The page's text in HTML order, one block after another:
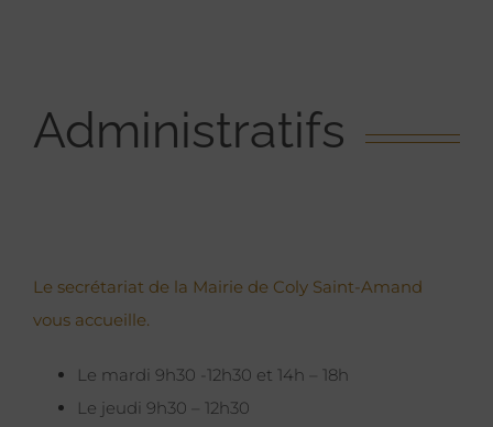
Administratifs
Le secrétariat de la Mairie de Coly Saint-Amand
vous accueille.
Le mardi 9h30 -12h30 et 14h – 18h
Le jeudi 9h30 – 12h30